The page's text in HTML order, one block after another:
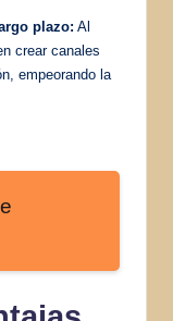
plazo: Al
crear canales
empeorando la